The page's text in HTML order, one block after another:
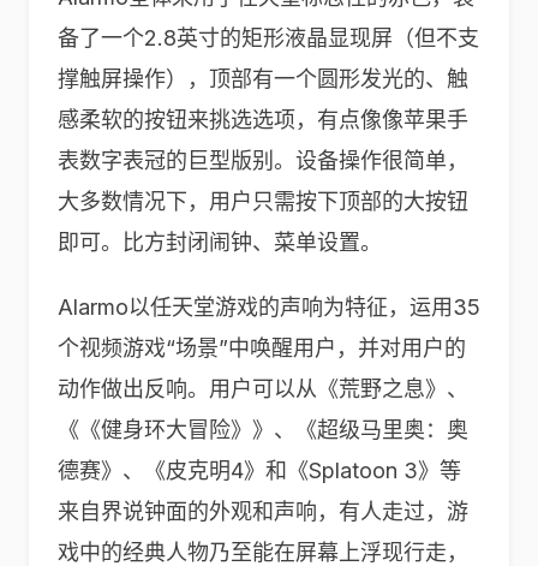
备了一个2.8英寸的矩形液晶显现屏（但不支
撑触屏操作），顶部有一个圆形发光的、触
感柔软的按钮来挑选选项，有点像像苹果手
表数字表冠的巨型版别。设备操作很简单，
大多数情况下，用户只需按下顶部的大按钮
即可。比方封闭闹钟、菜单设置。
Alarmo以任天堂游戏的声响为特征，运用35
个视频游戏“场景”中唤醒用户，并对用户的
动作做出反响。用户可以从《荒野之息》、
《《健身环大冒险》》、《超级马里奥：奥
德赛》、《皮克明4》和《Splatoon 3》等
来自界说钟面的外观和声响，有人走过，游
戏中的经典人物乃至能在屏幕上浮现行走，